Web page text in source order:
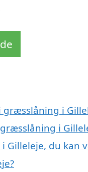
græsslåning i
i
Gilleleje, du kan